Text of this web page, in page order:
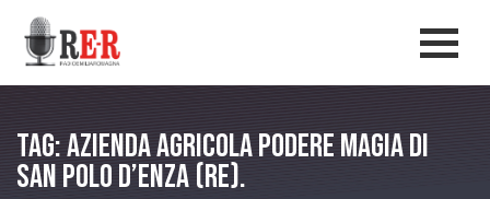
Salta al contenuto principale
Tag: Azienda Agricola Podere Magia di
San Polo D’Enza (Re).